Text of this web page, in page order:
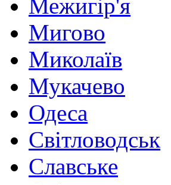
Межигір'я
Мигово
Миколаїв
Мукачево
Одеса
Світловодськ
Славське